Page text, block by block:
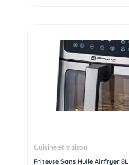
Cuisine et maison
Friteuse Sans Huile Airfryer 8L